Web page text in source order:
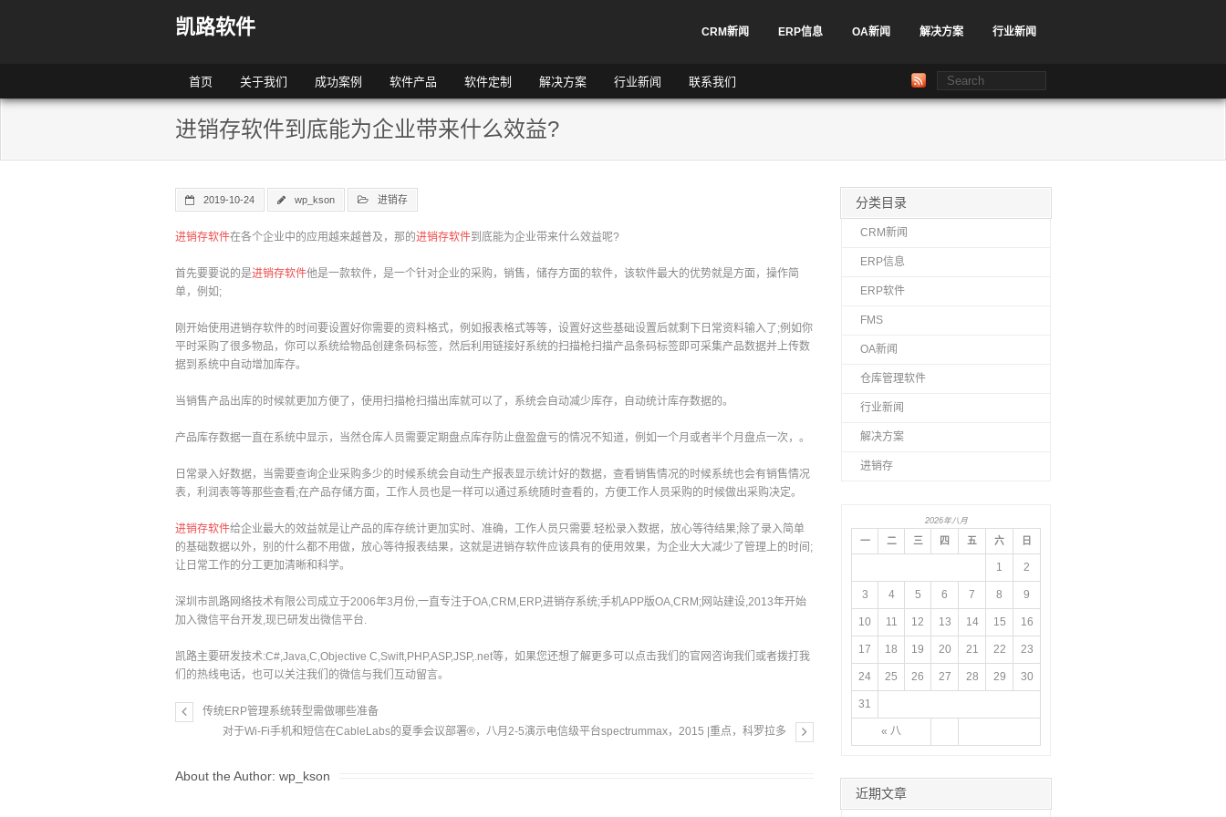
凯路软件 CRM新闻 ERP信息 OA新闻 解决方案 行业新闻
首页 关于我们 成功案例 软件产品 软件定制 解决方案 行业新闻 联系我们
进销存软件到底能为企业带来什么效益?
2019-10-24 wp_kson 进销存
进销存软件在各个企业中的应用越来越普及，那的进销存软件到底能为企业带来什么效益呢?
首先要要说的是进销存软件他是一款软件，是一个针对企业的采购，销售，储存方面的软件，该软件最大的优势就是方面，操作简
单，例如;
刚开始使用进销存软件的时间要设置好你需要的资料格式，例如报表格式等等，设置好这些基础设置后就剩下日常资料输入了;例如你
平时采购了很多物品，你可以系统给物品创建条码标签，然后利用链接好系统的扫描枪扫描产品条码标签即可采集产品数据并上传数
据到系统中自动增加库存。
当销售产品出库的时候就更加方便了，使用扫描枪扫描出库就可以了，系统会自动减少库存，自动统计库存数据的。
产品库存数据一直在系统中显示，当然仓库人员需要定期盘点库存防止盘盈盘亏的情况不知道，例如一个月或者半个月盘点一次，。
日常录入好数据，当需要查询企业采购多少的时候系统会自动生产报表显示统计好的数据，查看销售情况的时候系统也会有销售情况
表，利润表等等那些查看;在产品存储方面，工作人员也是一样可以通过系统随时查看的，方便工作人员采购的时候做出采购决定。
进销存软件给企业最大的效益就是让产品的库存统计更加实时、准确，工作人员只需要.轻松录入数据，放心等待结果;除了录入简单
的基础数据以外，别的什么都不用做，放心等待报表结果，这就是进销存软件应该具有的使用效果，为企业大大减少了管理上的时间;
让日常工作的分工更加清晰和科学。
深圳市凯路网络技术有限公司成立于2006年3月份,一直专注于OA,CRM,ERP,进销存系统;手机APP版OA,CRM;网站建设,2013年开始
加入微信平台开发,现已研发出微信平台.
凯路主要研发技术:C#,Java,C,Objective C,Swift,PHP,ASP,JSP,.net等，如果您还想了解更多可以点击我们的官网咨询我们或者拨打我
们的热线电话，也可以关注我们的微信与我们互动留言。
传统ERP管理系统转型需做哪些准备
对于Wi-Fi手机和短信在CableLabs的夏季会议部署®，八月2-5演示电信级平台spectrummax，2015 |重点，科罗拉多
About the Author: wp_kson
分类目录
CRM新闻
ERP信息
ERP软件
FMS
OA新闻
仓库管理软件
行业新闻
解决方案
进销存
2026年八月
一 二 三 四 五 六 日
« 八
1 2
3 4 5 6 7 8 9
10 11 12 13 14 15 16
17 18 19 20 21 22 23
24 25 26 27 28 29 30
31
近期文章